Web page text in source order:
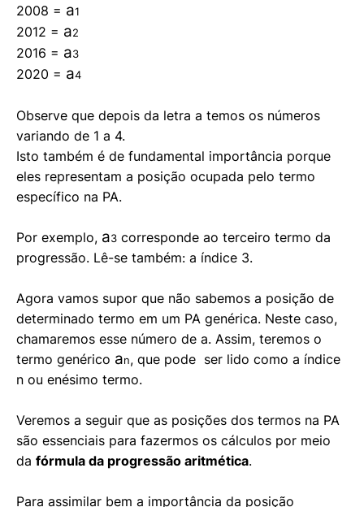
2008 = a1
2012 = a2
2016 = a3
2020 = a4
Observe que depois da letra a temos os números
variando de 1 a 4.
Isto também é de fundamental importância porque
eles representam a posição ocupada pelo termo
específico na PA.
Por exemplo, a3 corresponde ao terceiro termo da
progressão. Lê-se também: a índice 3.
Agora vamos supor que não sabemos a posição de
determinado termo em um PA genérica. Neste caso,
chamaremos esse número de a. Assim, teremos o
termo genérico an, que pode ser lido como a índice
n ou enésimo termo.
Veremos a seguir que as posições dos termos na PA
são essenciais para fazermos os cálculos por meio
da fórmula da progressão aritmética.
Para assimilar bem a importância da posição